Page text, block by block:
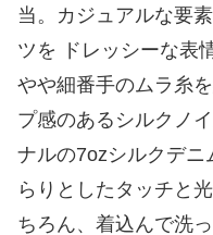
当。カジュアルな要
ツを ドレッシーな表
やや細番手のムラ糸
プ感のあるシルクノ
ナルの7ozシルクデニ
らりとしたタッチと
ちろん、着込んで洗